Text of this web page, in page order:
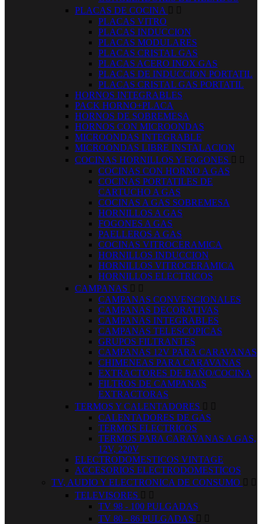
PLACAS DE COCINA  
PLACAS VITRO
PLACAS INDUCCION
PLACAS MODULARES
PLACAS CRISTAL GAS
PLACAS ACERO INOX GAS
PLACAS DE INDUCCION PORTATIL
PLACAS CRISTAL GAS PORTATIL
HORNOS INTEGRABLES
PACK HORNO+PLACA
HORNOS DE SOBREMESA
HORNOS CON MICROONDAS
MICROONDAS INTEGRABLE
MICROONDAS LIBRE INSTALACION
COCINAS HORNILLOS Y FOGONES  
COCINAS CON HORNO A GAS
COCINAS PORTATILES DE
CARTUCHO A GAS
COCINAS A GAS SOBREMESA
HORNILLOS A GAS
FOGONES A GAS
PAELLEROS A GAS
COCINAS VITROCERAMICA
HORNILLOS INDUCCION
HORNILLOS VITROCERAMICA
HORNILLOS ELECTRICOS
CAMPANAS  
CAMPANAS CONVENCIONALES
CAMPANAS DECORATIVAS
CAMPANAS INTEGRABLES
CAMPANAS TELESCOPICAS
GRUPOS FILTRANTES
CAMPANAS 12V PARA CARAVANAS
CHIMENEAS PARA CARAVANAS
EXTRACTORES DE BAÑO/COCINA
FILTROS DE CAMPANAS
EXTRACTORAS
TERMOS Y CALENTADORES  
CALENTADORES DE GAS
TERMOS ELECTRICOS
TERMOS PARA CARAVANAS A GAS,
12V, 220V
ELECTRODOMESTICOS VINTAGE
ACCESORIOS ELECTRODOMESTICOS
TV, AUDIO Y ELECTRONICA DE CONSUMO  
TELEVISORES  
TV 98 - 100 PULGADAS
TV 80 - 86 PULGADAS  